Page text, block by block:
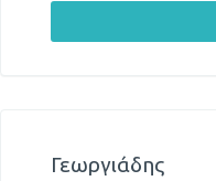
Γεωργιάδης